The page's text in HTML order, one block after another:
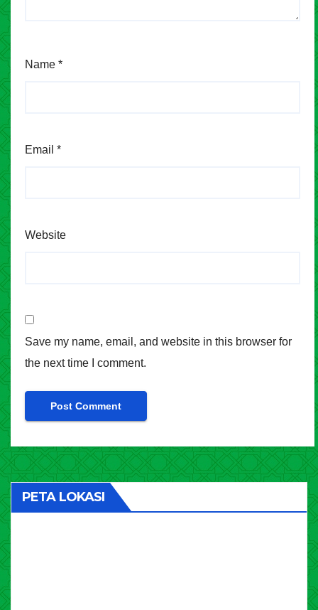
Name *
Email *
Website
Save my name, email, and website in this browser for
the next time I comment.
PETA LOKASI